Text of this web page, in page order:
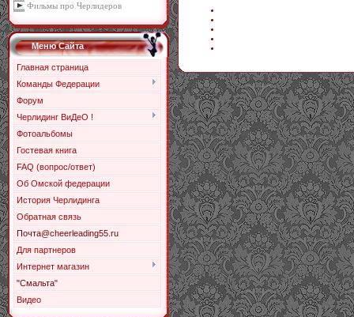
Фильмы про Черлидеров
Меню Сайта
Главная страница
Команды Федерации
Форум
Черлидинг ВиДеО !
Фотоальбомы
Гостевая книга
FAQ (вопрос/ответ)
Об Омской федерации
История Черлидинга
Обратная связь
Почта@cheerleading55.ru
Для партнеров
Интернет магазин
"Смальта"
Видео